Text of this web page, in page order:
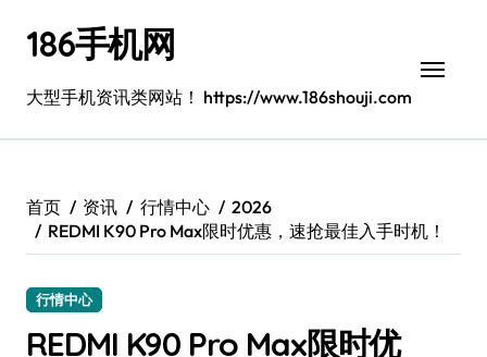
186手机网
大型手机资讯类网站！ https://www.186shouji.com
首页 资讯 行情中心
2026
REDMI K90 Pro Max限时优惠，速抢最佳入手时机！
行情中心
REDMI K90 Pro Max限时优